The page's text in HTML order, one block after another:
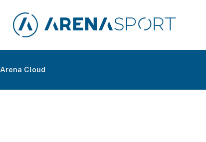
Arena Cloud